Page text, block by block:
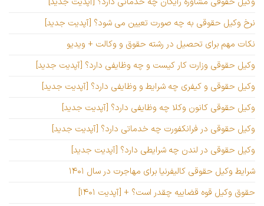
نرخ وکیل حقوقی به چه صورت تعیین می شود؟ [آپدیت جدید]
نکات مهم برای تحصیل در رشته حقوق و وکالت + ویدیو
وکیل حقوقی وزارت کار کیست و چه وظایفی دارد؟ [آپدیت جدید]
وکیل حقوقی و کیفری چه شرایط و وظایفی دارد؟ [آپدیت جدید]
وکیل حقوقی کانون وکلا چه وظایفی دارد؟ [آپدیت جدید]
وکیل حقوقی در فرانکفورت چه خدماتی دارد؟ [آپدیت جدید]
وکیل حقوقی در لندن چه شرایطی دارد؟ [آپدیت جدید]
شرایط وکیل حقوقی کالیفرنیا برای مهاجرت در سال ۱۴۰۱
حقوق وکیل قوه قضاییه چقدر است؟ + [آپدیت ۱۴۰۱]